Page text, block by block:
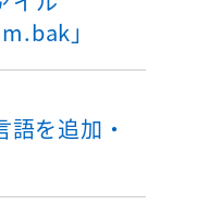
」
を追加・